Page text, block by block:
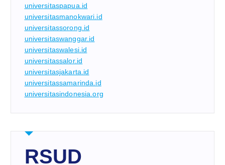
universitaspapua.id
universitasmanokwari.id
universitassorong.id
universitaswanggar.id
universitaswalesi.id
universitassalor.id
universitasjakarta.id
universitassamarinda.id
universitasindonesia.org
RSUD